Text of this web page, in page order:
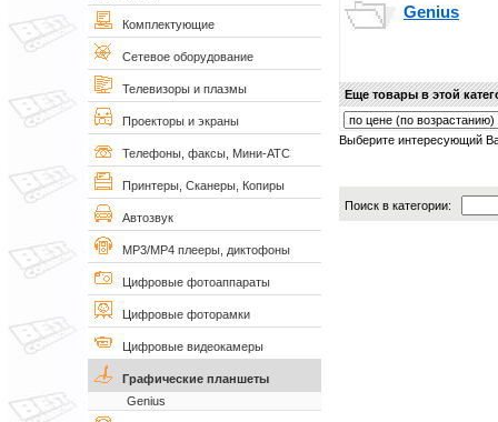
Комплектующие
Сетевое оборудование
Телевизоры и плазмы
Проекторы и экраны
Телефоны, факсы, Мини-АТС
Принтеры, Сканеры, Копиры
Автозвук
MP3/MP4 плееры, диктофоны
Цифровые фотоаппараты
Цифровые фоторамки
Цифровые видеокамеры
Графические планшеты
Genius
Genius
Еще товары в этой
Выберите интересующий
Поиск в категории: